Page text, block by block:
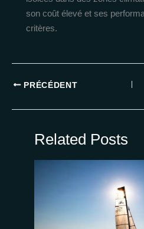
son coût élevé et ses
critères.
PRÉCÉDENT
Related Posts